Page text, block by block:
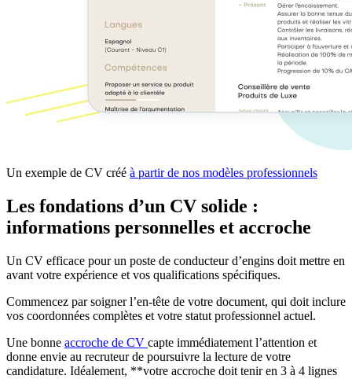
Un exemple de CV créé à partir de nos modèles professionnels
Les fondations d’un CV solide :
informations personnelles et accroche
Un CV efficace pour un poste de conducteur d’engins doit mettre en
avant votre expérience et vos qualifications spécifiques.
Commencez par soigner l’en-tête de votre document, qui doit inclure
vos coordonnées complètes et votre statut professionnel actuel.
Une bonne accroche de CV capte immédiatement l’attention et
donne envie au recruteur de poursuivre la lecture de votre
candidature. Idéalement, **votre accroche doit tenir en 3 à 4 lignes